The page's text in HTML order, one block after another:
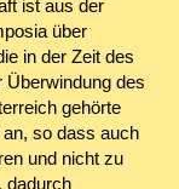
ist aus der
über
in der Zeit des
Überwindung des
gehörte
so dass auch
und nicht zu
dadurch